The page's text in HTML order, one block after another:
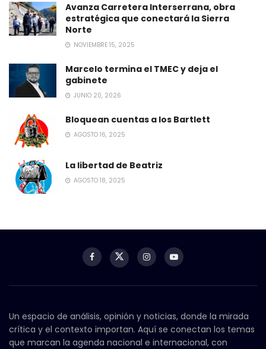
Avanza Carretera Interserrana, obra
estratégica que conectará la Sierra
Norte
NOVIEMBRE 15, 2025
Marcelo termina el TMEC y deja el
gabinete
JUNIO 20, 2026
Bloquean cuentas a los Bartlett
AGOSTO 16, 2025
La libertad de Beatriz
AGOSTO 18, 2025
Un espacio de análisis, opinión y noticias, donde la mirada
crítica y el contexto importan. Aquí se conectan los temas
que marcan la agenda nacional e internacional, con